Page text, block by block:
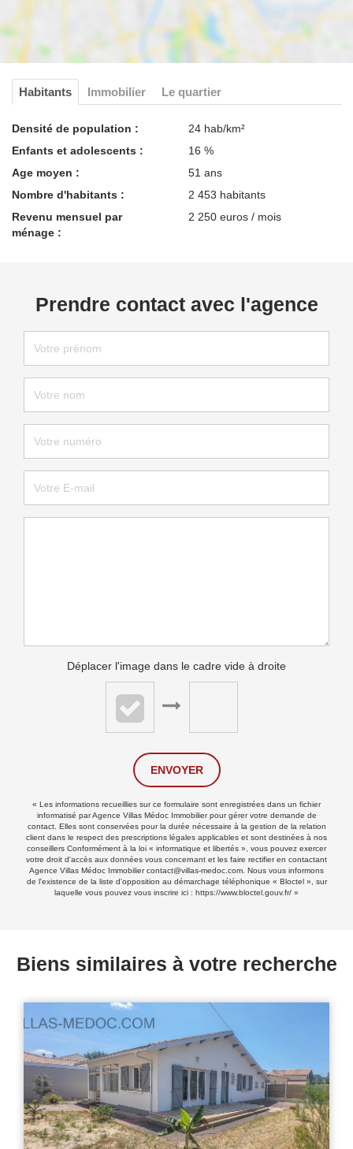
Habitants Immobilier Le quartier
Densité de population :
24 hab/km²
Enfants et adolescents :
16 %
Age moyen :
51 ans
Nombre d'habitants :
2 453 habitants
Revenu mensuel par
ménage :
2 250 euros / mois
Prendre contact avec l'agence
Déplacer l'image dans le cadre vide à droite
ENVOYER
« Les informations recueillies sur ce formulaire sont enregistrées dans un fichier
informatisé par Agence Villas Médoc Immobilier pour gérer votre demande de
contact. Elles sont conservées pour la durée nécessaire à la gestion de la relation
client dans le respect des prescriptions légales applicables et sont destinées à nos
conseillers Conformément à la loi « informatique et libertés », vous pouvez exercer
votre droit d'accès aux données vous concernant et les faire rectifier en contactant
Agence Villas Médoc Immobilier contact@villas-medoc.com. Nous vous informons
de l'existence de la liste d'opposition au démarchage téléphonique « Bloctel », sur
laquelle vous pouvez vous inscrire ici : https://www.bloctel.gouv.fr/ »
Biens similaires à votre recherche